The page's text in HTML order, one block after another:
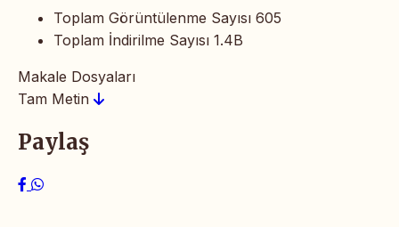
Toplam Görüntülenme Sayısı 605
Toplam İndirilme Sayısı 1.4B
Makale Dosyaları
Tam Metin
Paylaş